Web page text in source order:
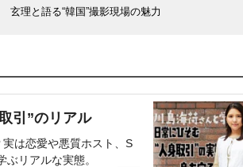
玄理と語る“韓国”撮影現場の魅力
引”のリアル
実は恋愛や悪質ホスト、S
リアルな実態。